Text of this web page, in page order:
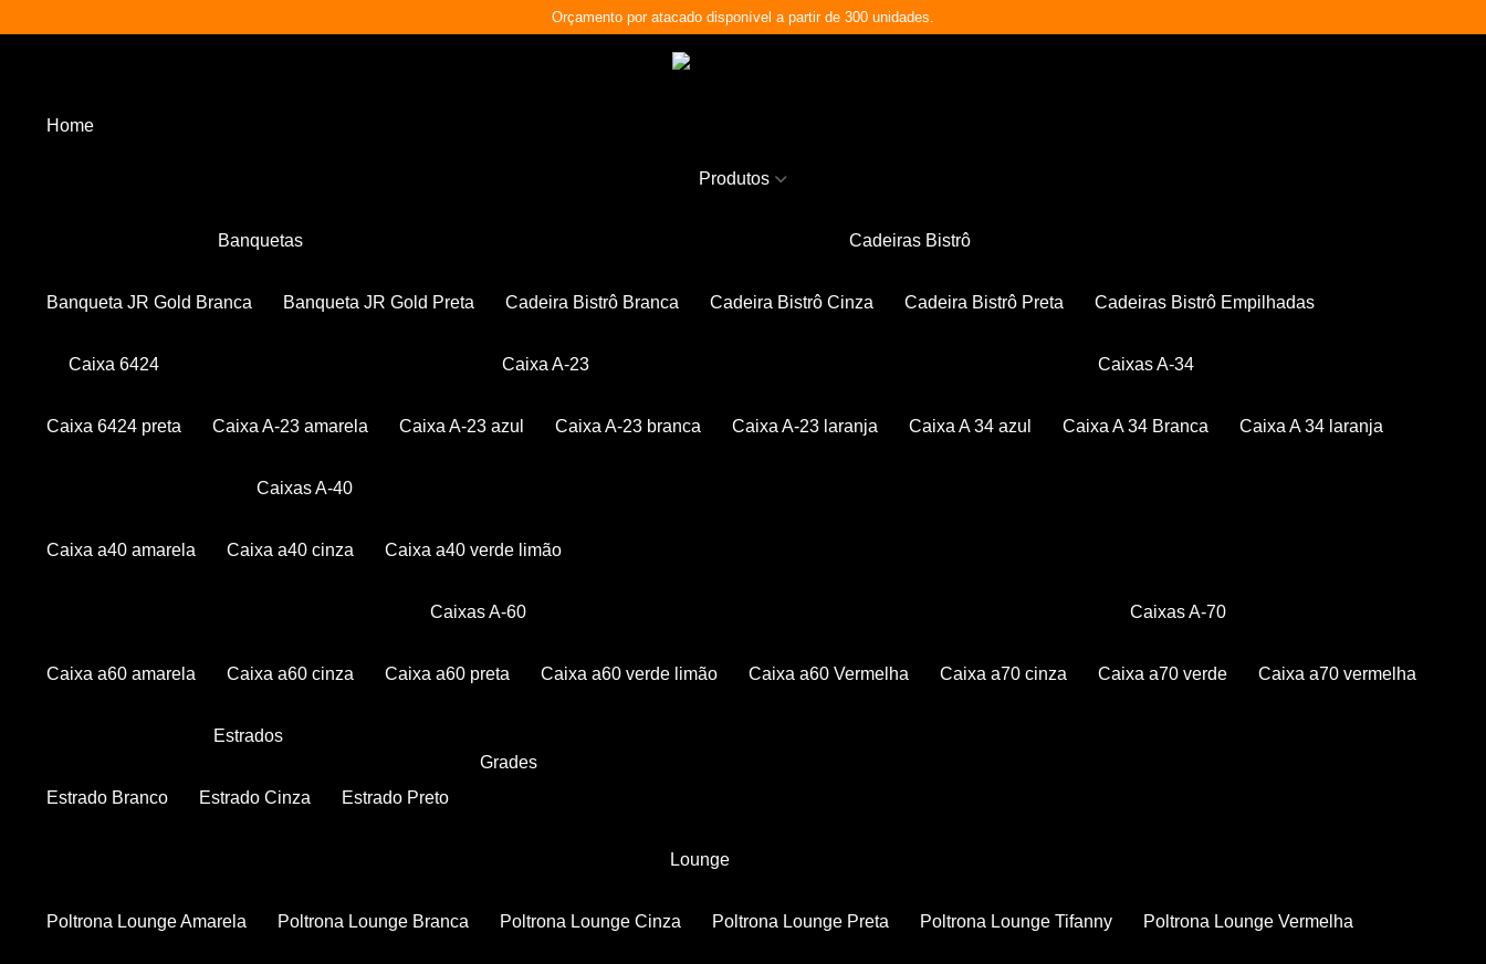
Orçamento por atacado disponível a partir de 300 unidades.
Home
Produtos
Banquetas
Banqueta JR Gold Branca Banqueta JR Gold Preta
Cadeiras Bistrô
Cadeira Bistrô Branca Cadeira Bistrô Cinza Cadeira Bistrô Preta Cadeiras Bistrô Empilhadas
Caixa 6424
Caixa 6424 preta
Caixa A-23
Caixa A-23 amarela Caixa A-23 azul Caixa A-23 branca Caixa A-23 laranja
Caixas A-34
Caixa A 34 azul Caixa A 34 Branca Caixa A 34 laranja
Caixas A-40
Caixa a40 amarela Caixa a40 cinza Caixa a40 verde limão
Caixas A-60
Caixa a60 amarela Caixa a60 cinza Caixa a60 preta Caixa a60 verde limão Caixa a60 Vermelha
Caixas A-70
Caixa a70 cinza Caixa a70 verde Caixa a70 vermelha
Estrados
Estrado Branco Estrado Cinza Estrado Preto
Grades
Lounge
Poltrona Lounge Amarela Poltrona Lounge Branca Poltrona Lounge Cinza Poltrona Lounge Preta Poltrona Lounge Tifanny Poltrona Lounge Vermelha